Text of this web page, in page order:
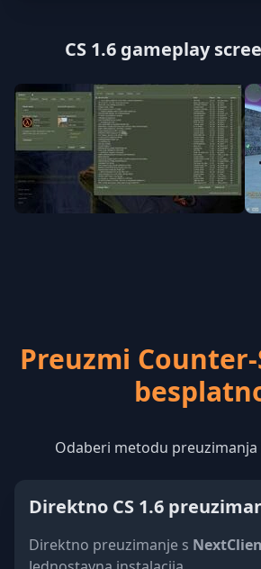
CS 1.6 gameplay
Preuzmi
Odaberi metodu
Direktno CS 1.6
Direktno preuzimanje s